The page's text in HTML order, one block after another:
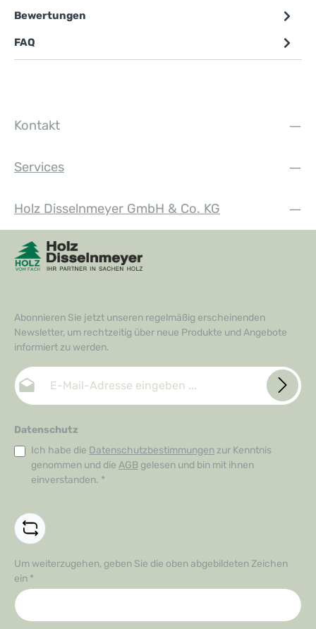
Bewertungen
FAQ
Kontakt
Services
Holz Disselnmeyer GmbH & Co. KG
Abonnieren Sie jetzt unseren regelmäßig erscheinenden
Newsletter, um rechtzeitig über neue Produkte und Angebote
informiert zu werden.
E-Mail-Adresse*
Datenschutz
Ich habe die Datenschutzbestimmungen zur Kenntnis
genommen und die AGB gelesen und bin mit ihnen
einverstanden. *
Um weiterzugehen, geben Sie die oben abgebildeten Zeichen
ein *